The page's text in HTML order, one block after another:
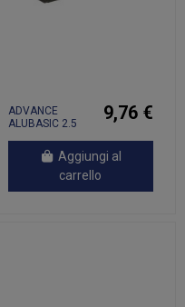
ADVANCE
ALUBASIC 2.5
9,76 €
Aggiungi al
carrello